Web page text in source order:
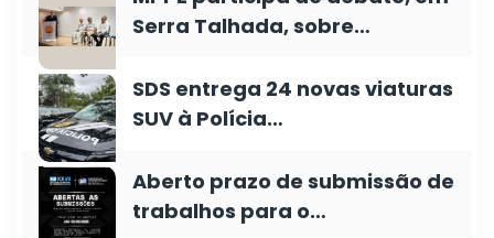
Serra Talhada, sobre…
SDS entrega 24 novas viaturas
SUV à Polícia…
Aberto prazo de submissão de
trabalhos para o…